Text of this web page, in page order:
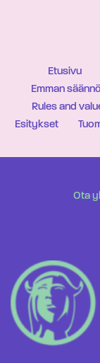
Etusivu
Emman
Rules and
Esitykset
Ota